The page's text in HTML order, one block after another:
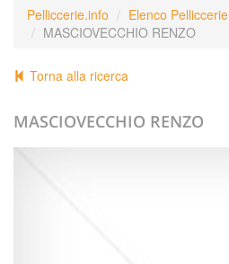
Pelliccerie.info
Elenco Pelliccerie
MASCIOVECCHIO RENZO
Torna alla ricerca
MASCIOVECCHIO RENZO